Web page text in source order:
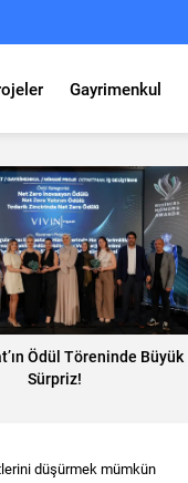
Gayrimenkul
Ödül Töreninde Büyük
Sürpriz!
düşürmek mümkün